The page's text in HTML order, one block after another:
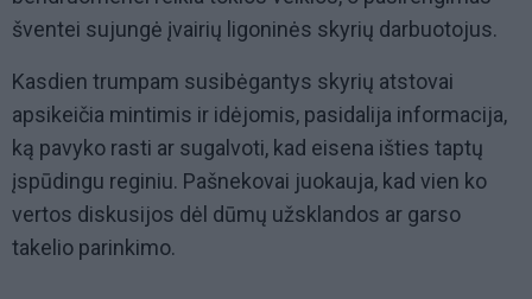
šventei sujungė įvairių ligoninės skyrių darbuotojus.
Kasdien trumpam susibėgantys skyrių atstovai
apsikeičia mintimis ir idėjomis, pasidalija informacija,
ką pavyko rasti ar sugalvoti, kad eisena išties taptų
įspūdingu reginiu. Pašnekovai juokauja, kad vien ko
vertos diskusijos dėl dūmų užsklandos ar garso
takelio parinkimo.